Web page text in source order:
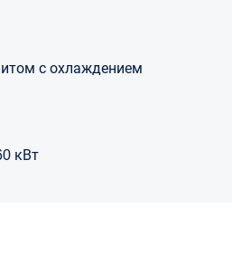
с охлаждением
кВт